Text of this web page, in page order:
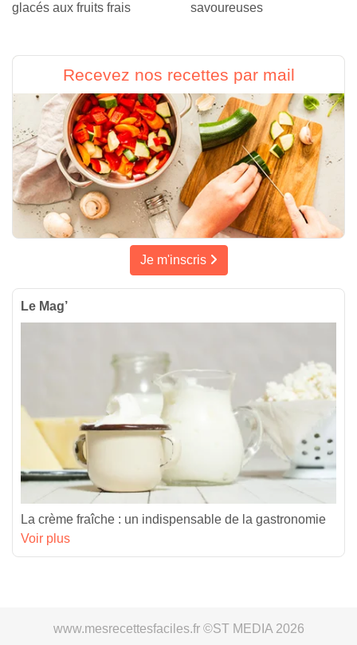
glacés aux fruits frais
savoureuses
Recevez nos recettes par mail
Je m'inscris
Le Mag’
La crème fraîche : un indispensable de la gastronomie
Voir plus
www.mesrecettesfaciles.fr ©ST MEDIA 2026